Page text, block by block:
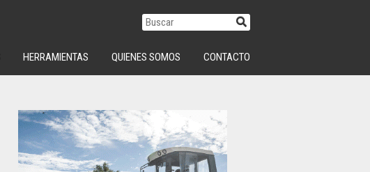
HERRAMIENTAS QUIENES SOMOS CONTACTO